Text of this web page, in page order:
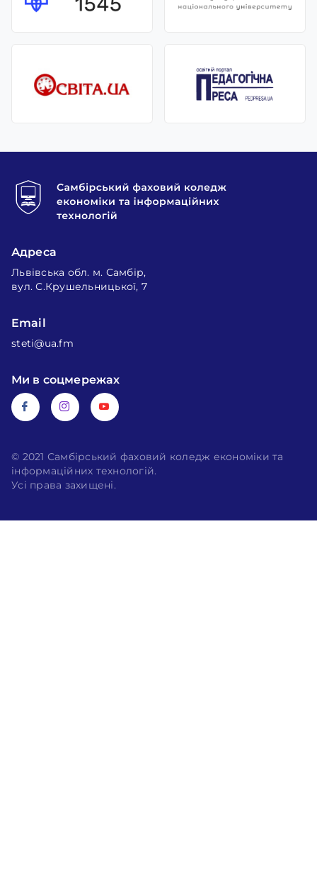
Адреса
Львівська обл. м. Самбір,
вул. С.Крушельницької, 7
Email
steti@ua.fm
Ми в соцмережах
© 2021 Самбірський фаховий коледж економіки та
інформаційних технологій.
Усі права захищені.